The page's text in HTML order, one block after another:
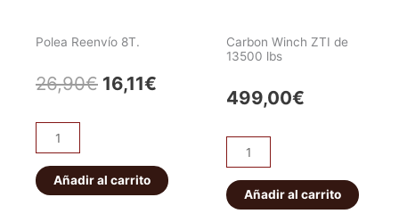
Polea Reenvío 8T.
26,90€ El
era:
16,11€
es:
Polea
Reenvío
8T.
cantidad
Añadir al carrito
Carbon Winch ZTI de
13500 lbs
499,00€
Carbon
Winch
ZTI
de
Añadir al carrito